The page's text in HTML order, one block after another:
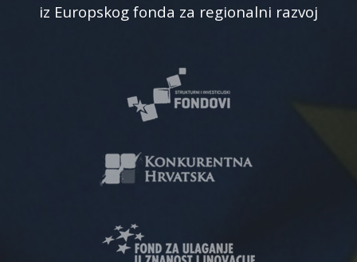
iz Europskog fonda za regionalni razvoj